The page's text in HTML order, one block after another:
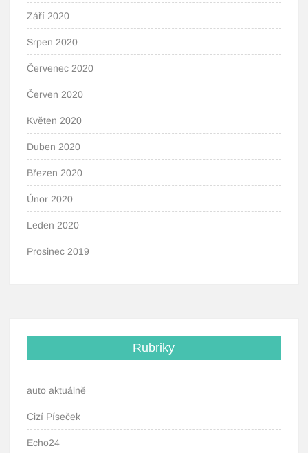
Září 2020
Srpen 2020
Červenec 2020
Červen 2020
Květen 2020
Duben 2020
Březen 2020
Únor 2020
Leden 2020
Prosinec 2019
Rubriky
auto aktuálně
Cizí Píseček
Echo24